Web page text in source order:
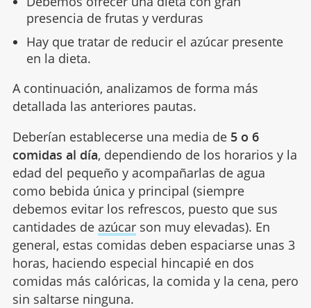
presencia de frutas y verduras
Hay que tratar de reducir el azúcar presente
en la dieta.
A continuación, analizamos de forma más
detallada las anteriores pautas.
Deberían establecerse una media de 5 o 6
comidas al día, dependiendo de los horarios y la
edad del pequeño y acompañarlas de agua
como bebida única y principal (siempre
debemos evitar los refrescos, puesto que sus
cantidades de azúcarson muy elevadas). En
general, estas comidas deben espaciarse unas 3
horas, haciendo especial hincapié en dos
comidas más calóricas, la comida y la cena, pero
sin saltarse ninguna.